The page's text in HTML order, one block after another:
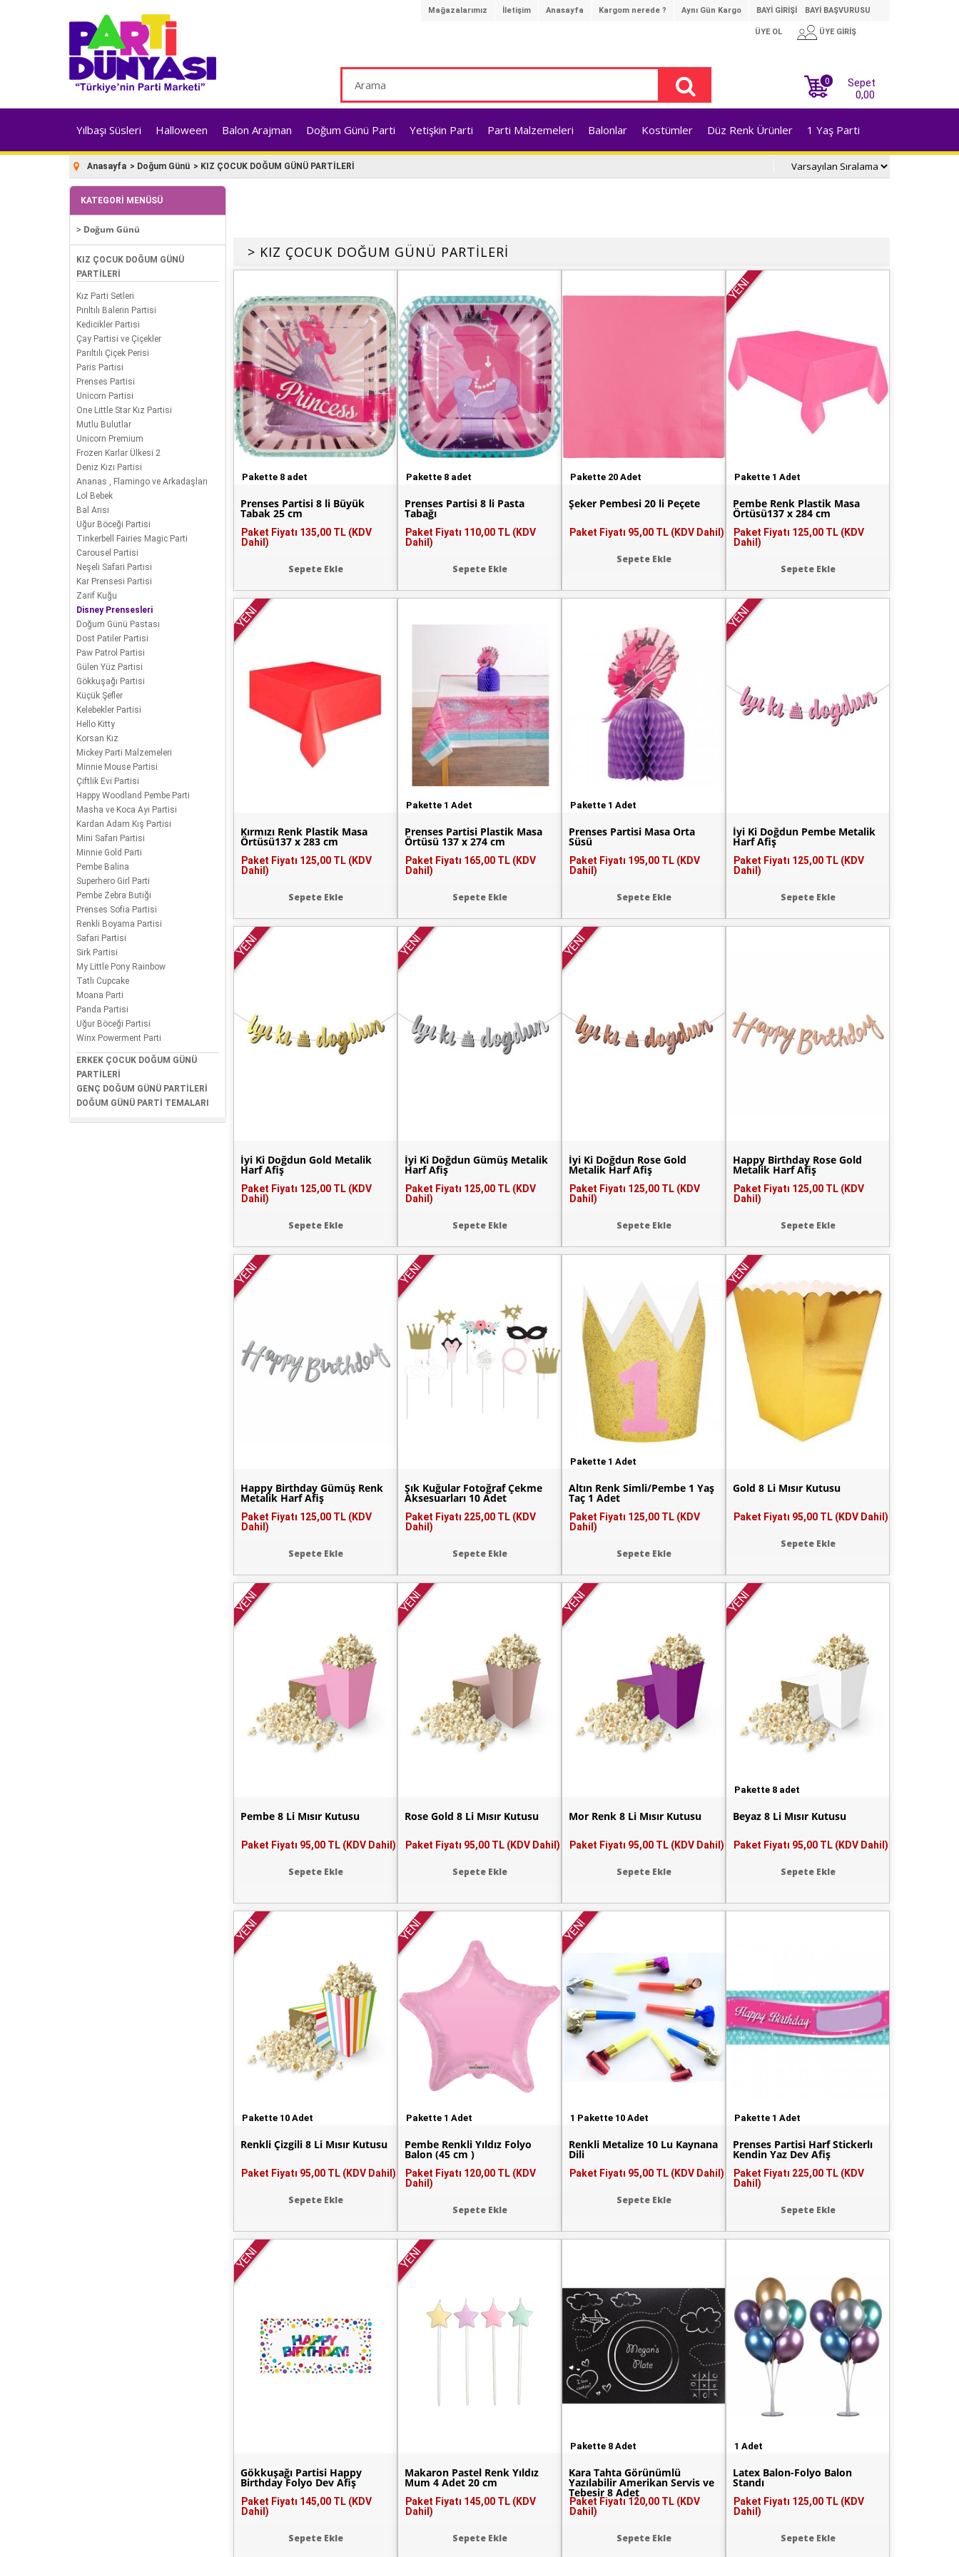
Mağazalarımız İletişim Anasayfa Kargom nerede ? Aynı Gün Kargo BAYİ GİRİŞİ BAYİ BAŞVURUSU
ÜYE GİRİŞ
ÜYE OL
Sepet
0
0,00
Yılbaşı Süsleri Halloween Balon Arajman Doğum Günü Parti Yetişkin Parti Parti Malzemeleri Balonlar Kostümler Düz Renk Ürünler 1 Yaş Parti
Anasayfa > Doğum Günü > KIZ ÇOCUK DOĞUM GÜNÜ PARTİLERİ
KATEGORI MENÜSÜ
> Doğum Günü
KIZ ÇOCUK DOĞUM GÜNÜ
PARTİLERİ
Kız Parti Setleri
Pırıltılı Balerin Partisi
Kedicikler Partisi
Çay Partisi ve Çiçekler
Parıltılı Çiçek Perisi
Paris Partisi
Prenses Partisi
Unicorn Partisi
One Little Star Kız Partisi
Mutlu Bulutlar
Unicorn Premium
Frozen Karlar Ülkesi 2
Deniz Kızı Partisi
Ananas , Flamingo ve Arkadaşları
Lol Bebek
Bal Arısı
Uğur Böceği Partisi
Tinkerbell Fairies Magic Parti
Carousel Partisi
Neşeli Safari Partisi
Kar Prensesi Partisi
Zarif Kuğu
Disney Prensesleri
Doğum Günü Pastası
Dost Patiler Partisi
Paw Patrol Partisi
Gülen Yüz Partisi
Gökkuşağı Partisi
Küçük Şefler
Kelebekler Partisi
Hello Kitty
Korsan Kız
Mickey Parti Malzemeleri
Minnie Mouse Partisi
Çiftlik Evi Partisi
Happy Woodland Pembe Parti
Masha ve Koca Ayı Partisi
Kardan Adam Kış Partisi
Mini Safari Partisi
Minnie Gold Parti
Pembe Balina
Superhero Girl Parti
Pembe Zebra Butiği
Prenses Sofia Partisi
Renkli Boyama Partisi
Safari Partisi
Sirk Partisi
My Little Pony Rainbow
Tatlı Cupcake
Moana Parti
Panda Partisi
Uğur Böceği Partisi
Winx Powerment Parti
ERKEK ÇOCUK DOĞUM GÜNÜ
PARTİLERİ
GENÇ DOĞUM GÜNÜ PARTİLERİ
DOĞUM GÜNÜ PARTİ TEMALARI
> KIZ ÇOCUK DOĞUM GÜNÜ PARTİLERİ
Pakette 8 adet
Prenses Partisi 8 li Büyük
Tabak 25 cm
Paket Fiyatı 135,00 TL (KDV
Dahil)
Sepete Ekle
Pakette 8 adet
Prenses Partisi 8 li Pasta
Tabağı
Paket Fiyatı 110,00 TL (KDV
Dahil)
Sepete Ekle
Pakette 20 Adet
Şeker Pembesi 20 li Peçete
Paket Fiyatı 95,00 TL (KDV Dahil)
Sepete Ekle
Pakette 1 Adet
YENİ
Pembe Renk Plastik Masa
Örtüsü137 x 284 cm
Paket Fiyatı 125,00 TL (KDV
Dahil)
Sepete Ekle
YENİ
Kırmızı Renk Plastik Masa
Örtüsü137 x 283 cm
Paket Fiyatı 125,00 TL (KDV
Dahil)
Sepete Ekle
Pakette 1 Adet
Prenses Partisi Plastik Masa
Örtüsü 137 x 274 cm
Paket Fiyatı 165,00 TL (KDV
Dahil)
Sepete Ekle
Pakette 1 Adet
Prenses Partisi Masa Orta
Süsü
Paket Fiyatı 195,00 TL (KDV
Dahil)
Sepete Ekle
YENİ
İyi Ki Doğdun Pembe Metalik
Harf Afiş
Paket Fiyatı 125,00 TL (KDV
Dahil)
Sepete Ekle
YENİ
İyi Ki Doğdun Gold Metalik
Harf Afiş
Paket Fiyatı 125,00 TL (KDV
Dahil)
Sepete Ekle
YENİ
İyi Ki Doğdun Gümüş Metalik
Harf Afiş
Paket Fiyatı 125,00 TL (KDV
Dahil)
Sepete Ekle
YENİ
İyi Ki Doğdun Rose Gold
Metalik Harf Afiş
Paket Fiyatı 125,00 TL (KDV
Dahil)
Sepete Ekle
Happy Birthday Rose Gold
Metalik Harf Afiş
Paket Fiyatı 125,00 TL (KDV
Dahil)
Sepete Ekle
YENİ
Happy Birthday Gümüş Renk
Metalik Harf Afiş
Paket Fiyatı 125,00 TL (KDV
Dahil)
Sepete Ekle
YENİ
Şık Kuğular Fotoğraf Çekme
Aksesuarları 10 Adet
Paket Fiyatı 225,00 TL (KDV
Dahil)
Sepete Ekle
Pakette 1 Adet
Altın Renk Simli/Pembe 1 Yaş
Taç 1 Adet
Paket Fiyatı 125,00 TL (KDV
Dahil)
Sepete Ekle
YENİ
Gold 8 Li Mısır Kutusu
Paket Fiyatı 95,00 TL (KDV Dahil)
Sepete Ekle
YENİ
Pembe 8 Li Mısır Kutusu
Paket Fiyatı 95,00 TL (KDV Dahil)
Sepete Ekle
YENİ
Rose Gold 8 Li Mısır Kutusu
Paket Fiyatı 95,00 TL (KDV Dahil)
Sepete Ekle
YENİ
Mor Renk 8 Li Mısır Kutusu
Paket Fiyatı 95,00 TL (KDV Dahil)
Sepete Ekle
Pakette 8 adet
YENİ
Beyaz 8 Li Mısır Kutusu
Paket Fiyatı 95,00 TL (KDV Dahil)
Sepete Ekle
Pakette 10 Adet
YENİ
Renkli Çizgili 8 Li Mısır Kutusu
Paket Fiyatı 95,00 TL (KDV Dahil)
Sepete Ekle
Pakette 1 Adet
YENİ
Pembe Renkli Yıldız Folyo
Balon (45 cm )
Paket Fiyatı 120,00 TL (KDV
Dahil)
Sepete Ekle
1 Pakette 10 Adet
YENİ
Renkli Metalize 10 Lu Kaynana
Dili
Paket Fiyatı 95,00 TL (KDV Dahil)
Sepete Ekle
Pakette 1 Adet
Prenses Partisi Harf Stickerlı
Kendin Yaz Dev Afiş
Paket Fiyatı 225,00 TL (KDV
Dahil)
Sepete Ekle
YENİ
Gökkuşağı Partisi Happy
Birthday Folyo Dev Afiş
Paket Fiyatı 145,00 TL (KDV
Dahil)
Sepete Ekle
YENİ
Makaron Pastel Renk Yıldız
Mum 4 Adet 20 cm
Paket Fiyatı 145,00 TL (KDV
Dahil)
Sepete Ekle
Pakette 8 Adet
Kara Tahta Görünümlü
Yazılabilir Amerikan Servis ve
Tebeşir 8 Adet
Paket Fiyatı 120,00 TL (KDV
Dahil)
Sepete Ekle
1 Adet
Latex Balon-Folyo Balon
Standı
Paket Fiyatı 125,00 TL (KDV
Dahil)
Sepete Ekle